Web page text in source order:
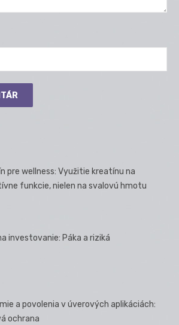
pre wellness: Využitie kreatínu na
funkcie, nielen na svalovú hmotu
investovanie: Páka a riziká
a povolenia v úverových aplikáciách:
ochrana